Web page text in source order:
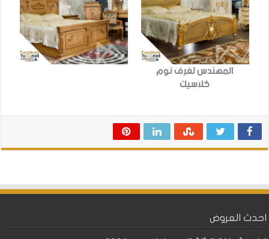
المهندس لغرف نوم
كلاسيك
احدث العروض